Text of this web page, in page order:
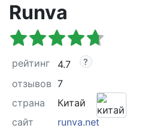
Runva
рейтинг
4.7
отзывов 7
страна
Китай
сайт
runva.net